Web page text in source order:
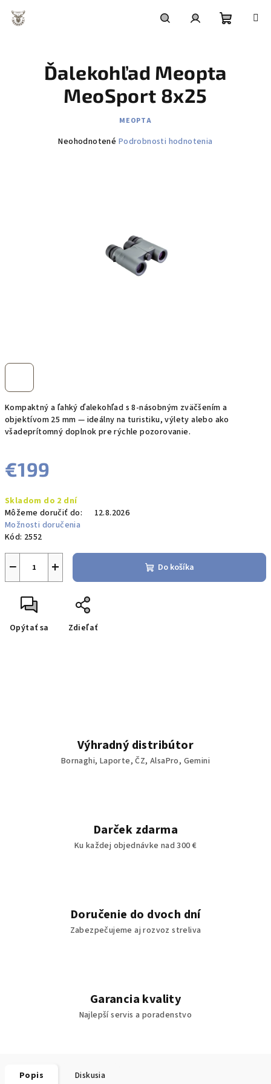
obsah
košík
Kompaktný a ľahký ďalekohľad s 8-násobným zväčšením a
objektívom 25 mm — ideálny na turistiku, výlety alebo ako
všadeprítomný doplnok pre rýchle pozorovanie.
€199
cena:
Skladom do 2 dní
Môžeme doručiť do:
12.8.2026
Možnosti doručenia
Kód: 2552
+
− Do košíka
Opýtať sa Zdieľať
Ďalekohľad Meopta
MeoSport 8x25
MEOPTA
Priemerné
Neohodnotené Podrobnosti hodnotenia
Výhradný distribútor
Bornaghi, Laporte, ČZ, AlsaPro, Gemini
Darček zdarma
Ku každej objednávke nad 300 €
Doručenie do dvoch dní
Zabezpečujeme aj rozvoz streliva
Garancia kvality
Najlepší servis a poradenstvo
Popis Diskusia